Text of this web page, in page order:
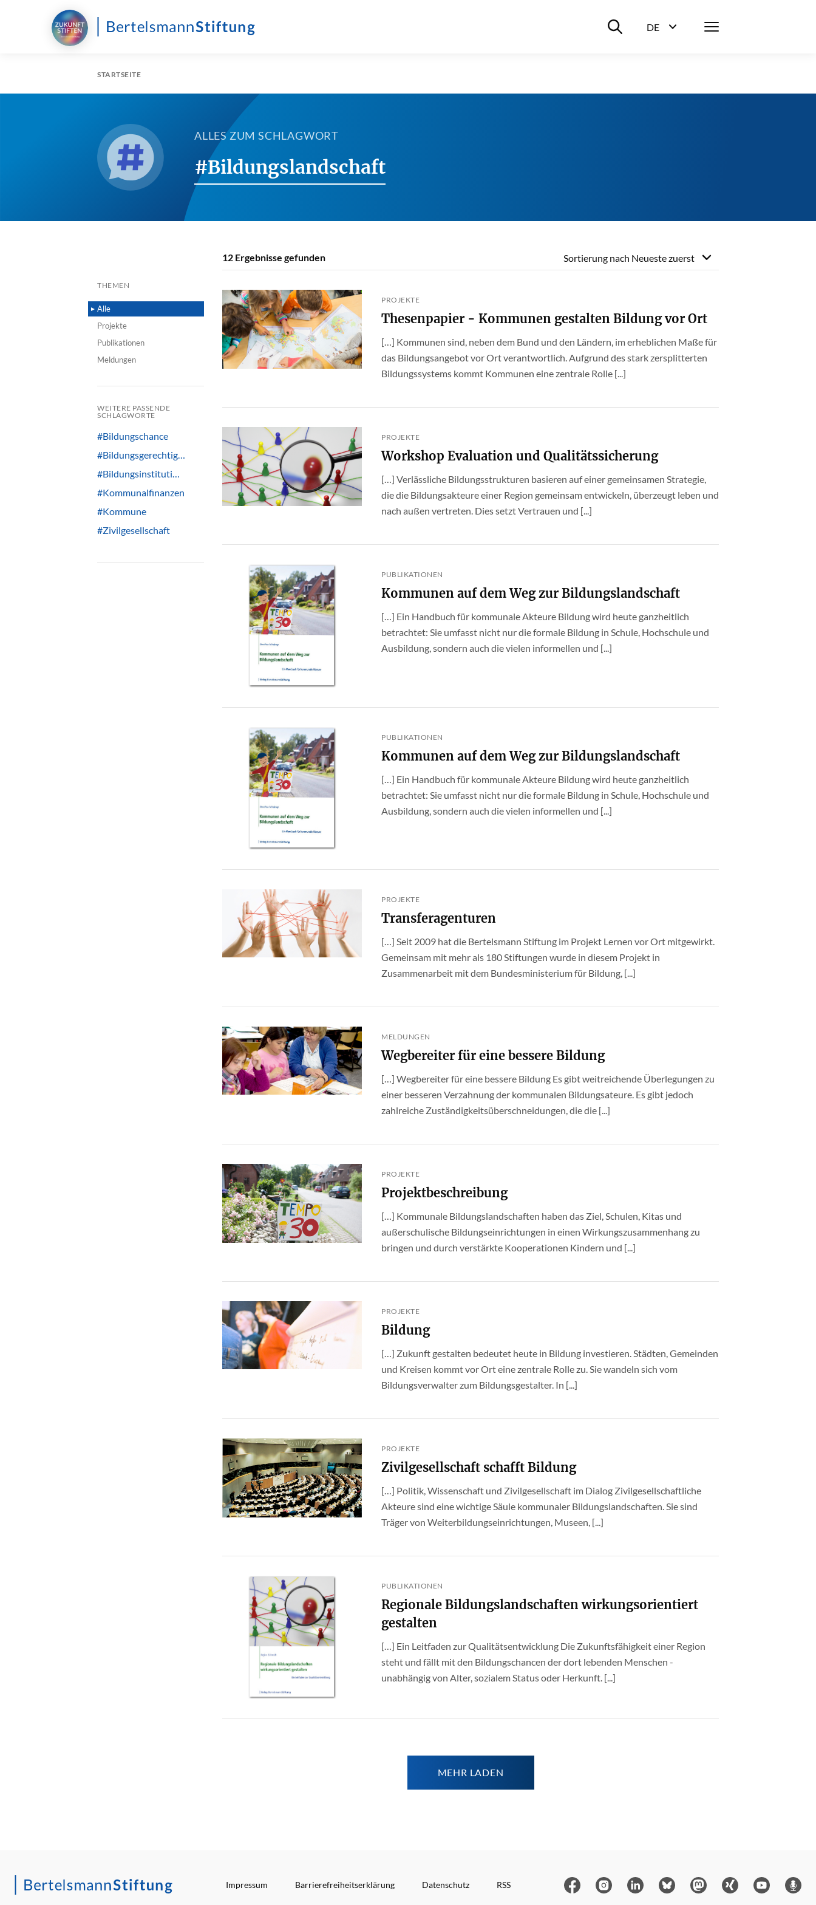
Suche ein-/ausblenden
DE
Menü
STARTSEITE
ALLES ZUM SCHLAGWORT
#Bildungslandschaft
THEMEN
Alle
Projekte
Publikationen
Meldungen
WEITERE PASSENDE
SCHLAGWORTE
#Bildungschance
#Bildungsgerechtig…
#Bildungsinstituti…
#Kommunalfinanzen
#Kommune
#Zivilgesellschaft
12 Ergebnisse gefunden Sortierung nach Neueste zuerst
PROJEKTE
Thesenpapier - Kommunen gestalten Bildung vor Ort
[…] Kommunen sind, neben dem Bund und den Ländern, im erheblichen Maße für
das Bildungsangebot vor Ort verantwortlich. Aufgrund des stark zersplitterten
Bildungssystems kommt Kommunen eine zentrale Rolle [...]
PROJEKTE
Workshop Evaluation und Qualitätssicherung
[…] Verlässliche Bildungsstrukturen basieren auf einer gemeinsamen Strategie,
die die Bildungsakteure einer Region gemeinsam entwickeln, überzeugt leben und
nach außen vertreten. Dies setzt Vertrauen und [...]
PUBLIKATIONEN
Kommunen auf dem Weg zur Bildungslandschaft
[…] Ein Handbuch für kommunale Akteure Bildung wird heute ganzheitlich
betrachtet: Sie umfasst nicht nur die formale Bildung in Schule, Hochschule und
Ausbildung, sondern auch die vielen informellen und [...]
PUBLIKATIONEN
Kommunen auf dem Weg zur Bildungslandschaft
[…] Ein Handbuch für kommunale Akteure Bildung wird heute ganzheitlich
betrachtet: Sie umfasst nicht nur die formale Bildung in Schule, Hochschule und
Ausbildung, sondern auch die vielen informellen und [...]
PROJEKTE
Transferagenturen
[…] Seit 2009 hat die Bertelsmann Stiftung im Projekt Lernen vor Ort mitgewirkt.
Gemeinsam mit mehr als 180 Stiftungen wurde in diesem Projekt in
Zusammenarbeit mit dem Bundesministerium für Bildung, [...]
MELDUNGEN
Wegbereiter für eine bessere Bildung
[…] Wegbereiter für eine bessere Bildung Es gibt weitreichende Überlegungen zu
einer besseren Verzahnung der kommunalen Bildungsateure. Es gibt jedoch
zahlreiche Zuständigkeitsüberschneidungen, die die [...]
PROJEKTE
Projektbeschreibung
[…] Kommunale Bildungslandschaften haben das Ziel, Schulen, Kitas und
außerschulische Bildungseinrichtungen in einen Wirkungszusammenhang zu
bringen und durch verstärkte Kooperationen Kindern und [...]
PROJEKTE
Bildung
[…] Zukunft gestalten bedeutet heute in Bildung investieren. Städten, Gemeinden
und Kreisen kommt vor Ort eine zentrale Rolle zu. Sie wandeln sich vom
Bildungsverwalter zum Bildungsgestalter. In [...]
PROJEKTE
Zivilgesellschaft schafft Bildung
[…] Politik, Wissenschaft und Zivilgesellschaft im Dialog Zivilgesellschaftliche
Akteure sind eine wichtige Säule kommunaler Bildungslandschaften. Sie sind
Träger von Weiterbildungseinrichtungen, Museen, [...]
PUBLIKATIONEN
Regionale Bildungslandschaften wirkungsorientiert
gestalten
[…] Ein Leitfaden zur Qualitätsentwicklung Die Zukunftsfähigkeit einer Region
steht und fällt mit den Bildungschancen der dort lebenden Menschen -
unabhängig von Alter, sozialem Status oder Herkunft. [...]
MEHR LADEN
Impressum Barrierefreiheitserklärung Datenschutz RSS